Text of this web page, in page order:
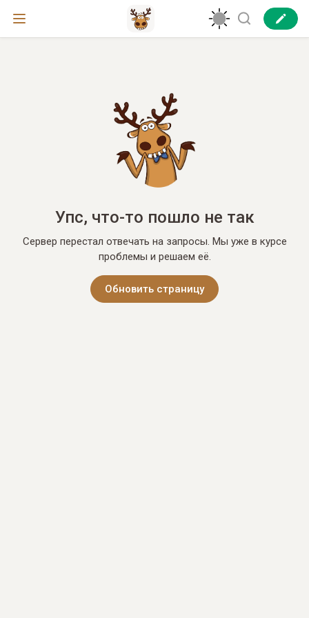
Упс, что-то пошло не так
Сервер перестал отвечать на запросы. Мы уже в курсе
проблемы и решаем её.
Обновить страницу